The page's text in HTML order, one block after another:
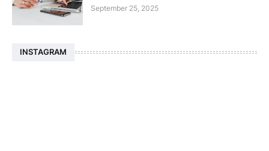
September 25, 2025
INSTAGRAM